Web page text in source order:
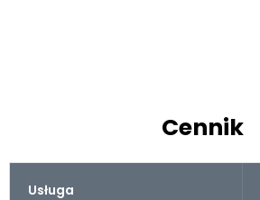
Cennik
Usługa